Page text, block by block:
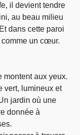
il devient tendre
au beau milieu
dans cette paroi
un cœur.
montent aux yeux.
vert, lumineux et
jardin où une
donnée à